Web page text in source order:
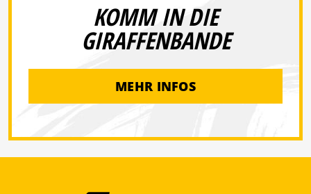
KOMM IN DIE
GIRAFFENBANDE
MEHR INFOS